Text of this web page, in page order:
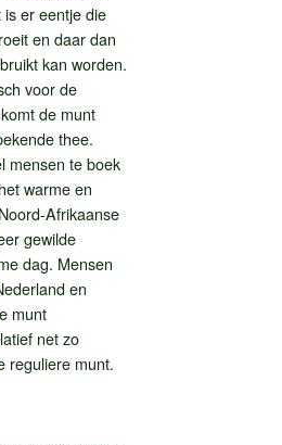
er eentje die
en daar dan
kan worden.
voor de
de munt
thee.
mensen te boek
warme en
Afrikaanse
gewilde
dag. Mensen
en
munt
net zo
reguliere munt.